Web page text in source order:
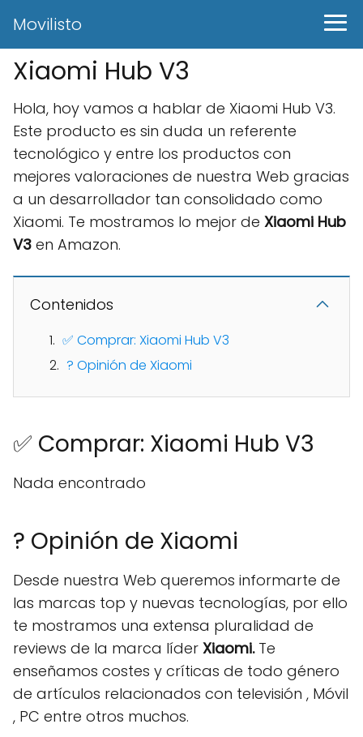
Movilisto
Xiaomi Hub V3
Hola, hoy vamos a hablar de Xiaomi Hub V3.
Este producto es sin duda un referente
tecnológico y entre los productos con
mejores valoraciones de nuestra Web gracias
a un desarrollador tan consolidado como
Xiaomi. Te mostramos lo mejor de Xiaomi Hub
V3 en Amazon.
Contenidos
✅ Comprar: Xiaomi Hub V3
? Opinión de Xiaomi
✅ Comprar: Xiaomi Hub V3
Nada encontrado
? Opinión de Xiaomi
Desde nuestra Web queremos informarte de
las marcas top y nuevas tecnologías, por ello
te mostramos una extensa pluralidad de
reviews de la marca líder Xiaomi.Te
enseñamos costes y críticas de todo género
de artículos relacionados con televisión , Móvil
, PC entre otros muchos.